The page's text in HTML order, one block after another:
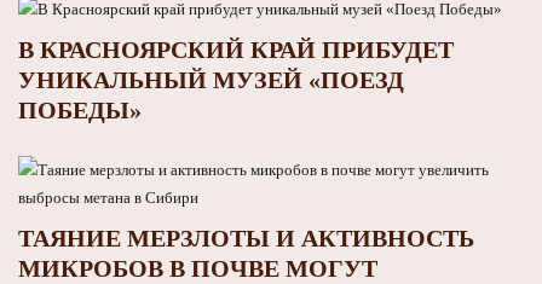
В КРАСНОЯРСКИЙ КРАЙ ПРИБУДЕТ
УНИКАЛЬНЫЙ МУЗЕЙ «ПОЕЗД
ПОБЕДЫ»
ТАЯНИЕ МЕРЗЛОТЫ И АКТИВНОСТЬ
МИКРОБОВ В ПОЧВЕ МОГУТ